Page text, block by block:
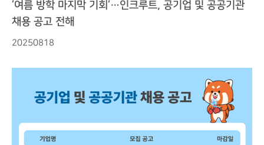
‘여름 방학 마지막 기회‘…인크루트, 공기업 및 공공기관
채용 공고 전해
20250818